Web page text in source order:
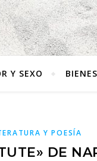
Y SEXO
Y POESÍA
DE